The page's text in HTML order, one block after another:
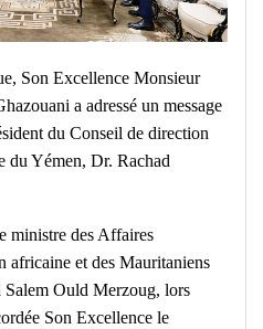
Son Excellence Monsieur
a adressé un message
du Conseil de direction
du Yémen, Dr. Rachad
ministre des Affaires
africaine et des Mauritaniens
Ould Merzoug, lors
Son Excellence le